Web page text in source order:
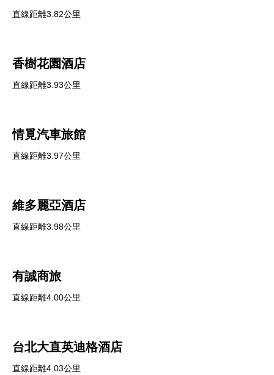
直線距離3.82公里
香樹花園酒店
直線距離3.93公里
情覓汽車旅館
直線距離3.97公里
維多麗亞酒店
直線距離3.98公里
有誠商旅
直線距離4.00公里
台北大直英迪格酒店
直線距離4.03公里